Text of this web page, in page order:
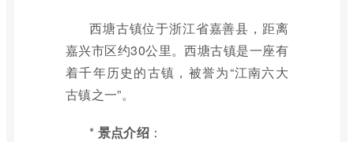
西塘古镇位于浙江省嘉善县，距离
嘉兴市区约30公里。西塘古镇是一座有
着千年历史的古镇，被誉为“江南六大
古镇之一”。
* 景点介绍：